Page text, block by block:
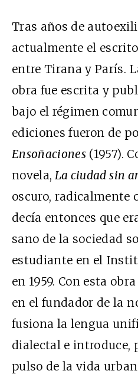
Tras años de
actualmente el
entre Tirana y París.
obra fue escrita y
bajo el régimen
ediciones fueron de
Ensoñaciones (1957).
novela, La ciudad sin
oscuro, radicalmente
decía entonces que
sano de la sociedad
estudiante en el
en 1959. Con esta
en el fundador de la
fusiona la lengua
dialectal e introduce,
pulso de la vida